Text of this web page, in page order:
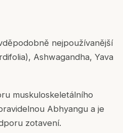
nejpoužívanější
Ashwagandha, Yava
muskuloskeletálního
Abhyangu a je
zotavení.